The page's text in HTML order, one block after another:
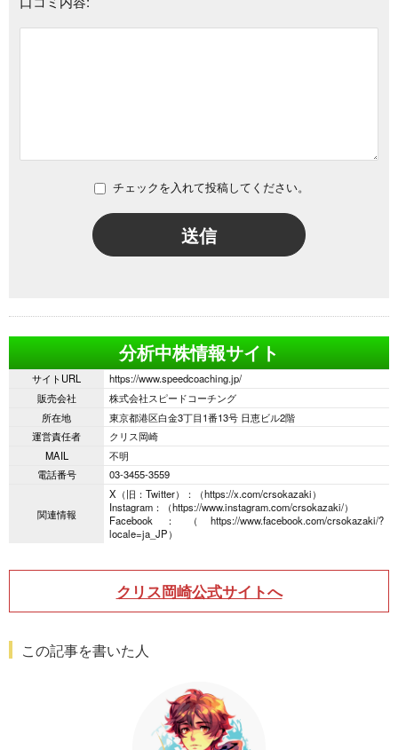
チェックを入れて投稿してください。
送信
分析中株情報サイト
サイトURL
https://www.speedcoaching.jp/
販売会社
株式会社スピードコーチング
所在地
東京都港区白金3丁目1番13号 日恵ビル2階
運営責任者
クリス岡崎
MAIL
不明
電話番号
03-3455-3559
関連情報
X（旧：Twitter）：（https://x.com/crsokazaki）
Instagram：（https://www.instagram.com/crsokazaki/）
Facebook：（https://www.facebook.com/crsokazaki/?
locale=ja_JP）
クリス岡崎公式サイトへ
この記事を書いた人